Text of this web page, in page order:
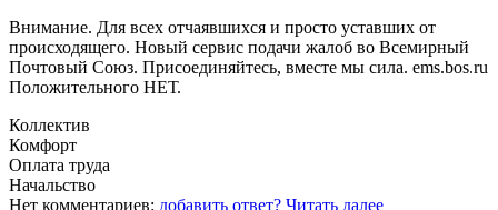
Внимание. Для всех отчаявшихся и просто уставших от
происходящего. Новый сервис подачи жалоб во Всемирный
Почтовый Союз. Присоединяйтесь, вместе мы сила. ems.bos.ru
Положительного НЕТ.
Коллектив
Комфорт
Оплата труда
Начальство
Нет комментариев: добавить ответ? Читать далее